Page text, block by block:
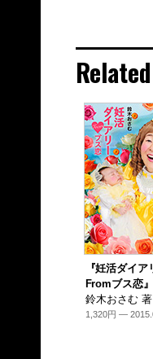
『妊活ダイア
Fromブス恋』
鈴木おさむ 著
1,320円 —